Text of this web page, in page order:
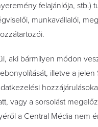
felajánlója, stb.)
munkavállalói,
aki bármilyen módon
illetve a jelen
vagy a sorsolást
a Central Média nem